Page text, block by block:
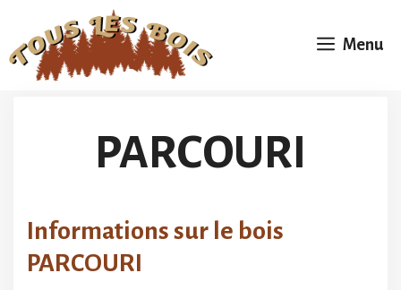
contenu
Menu
PARCOURI
Informations sur le bois
PARCOURI